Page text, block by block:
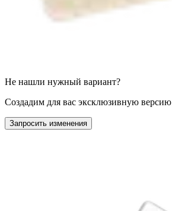
Не нашли нужный вариант?
Создадим для вас эксклюзивную версию
Запросить изменения